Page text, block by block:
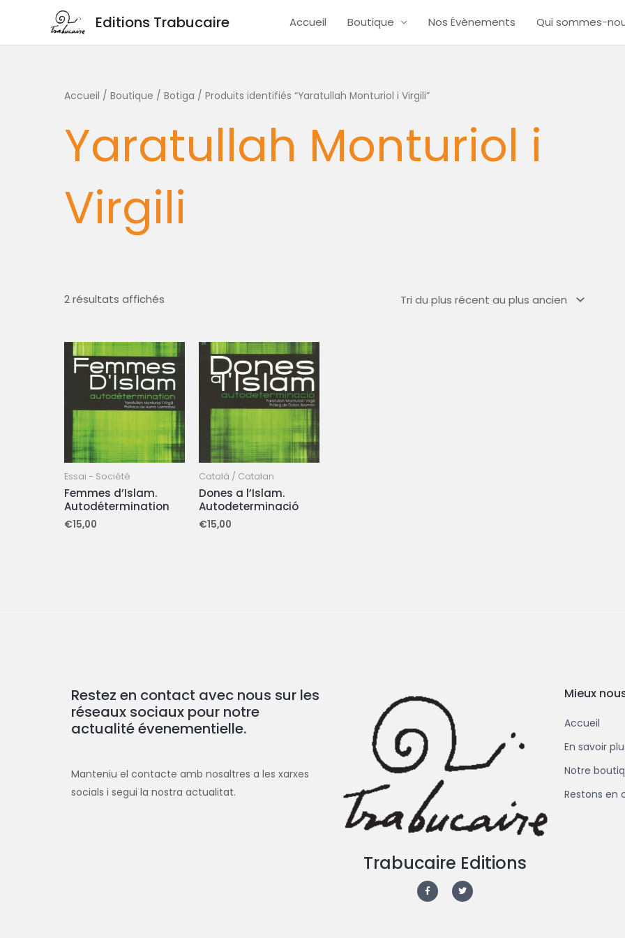
contenu
Editions Trabucaire Accueil Boutique Nos Évènements Qui sommes-
Accueil / Boutique / Botiga / Produits identifiés “Yaratullah Monturiol i Virgili”
Yaratullah Monturiol i
Virgili
2 résultats affichés
Trié
du
au
plus
ancien
Essai - Société
Femmes d’Islam.
Autodétermination
€15,00
Català / Catalan
Dones a l’Islam.
Autodeterminació
€15,00
Restez en contact avec nous sur les
réseaux sociaux pour notre
actualité évenementielle.
Manteniu el contacte amb nosaltres a les xarxes
socials i segui la nostra actualitat.
Trabucaire Editions
F
a
c
T
w
i
Mieux
Accueil
En savoir
Notre
Restons en